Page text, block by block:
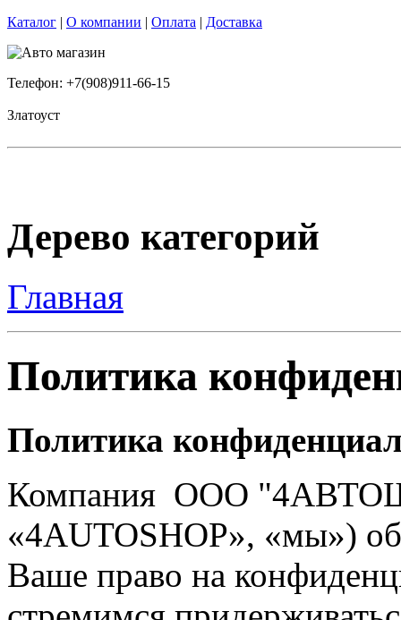
Каталог | О компании | Оплата | Доставка
Телефон: +7(908)911-66-15
Златоуст
Дерево категорий
Главная
Политика
Политика
Компания ООО
«4AUTOSHOP», «мы»)
Ваше право на